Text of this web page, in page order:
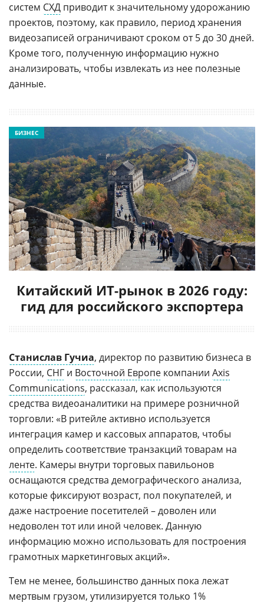
систем СХД приводит к значительному удорожанию
проектов, поэтому, как правило, период хранения
видеозаписей ограничивают сроком от 5 до 30 дней.
Кроме того, полученную информацию нужно
анализировать, чтобы извлекать из нее полезные
данные.
Китайский ИТ-рынок в 2026 году:
гид для российского экспортера
БИЗНЕС
Станислав Гучиа, директор по развитию бизнеса в
России, СНГ и Восточной Европе компании Axis
Communications, рассказал, как используются
средства видеоаналитики на примере розничной
торговли: «В ритейле активно используется
интеграция камер и кассовых аппаратов, чтобы
определить соответствие транзакций товарам на
ленте. Камеры внутри торговых павильонов
оснащаются средства демографического анализа,
которые фиксируют возраст, пол покупателей, и
даже настроение посетителей – доволен или
недоволен тот или иной человек. Данную
информацию можно использовать для построения
грамотных маркетинговых акций».
Тем не менее, большинство данных пока лежат
мертвым грузом, утилизируется только 1%